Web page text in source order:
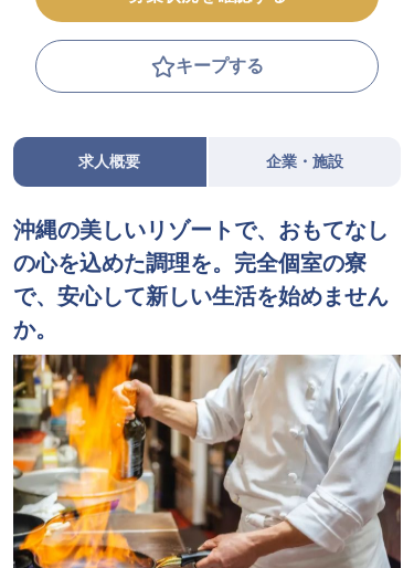
キープする
求人概要 企業・施設
沖縄の美しいリゾートで、おもてなし
の心を込めた調理を。完全個室の寮
で、安心して新しい生活を始めません
か。